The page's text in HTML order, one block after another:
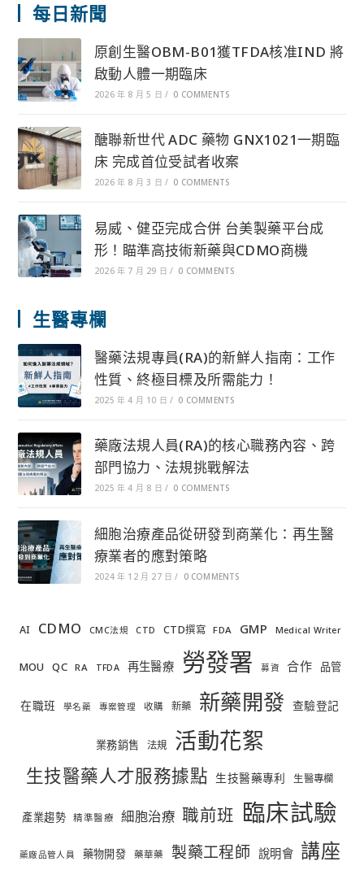
每日新聞
原創生醫OBM-B01獲TFDA核准IND 將
啟動人體一期臨床
2026 年 8 月 5 日 / 0 COMMENTS
醣聯新世代 ADC 藥物 GNX1021一期臨
床 完成首位受試者收案
2026 年 8 月 3 日 / 0 COMMENTS
易威、健亞完成合併 台美製藥平台成
形！瞄準高技術新藥與CDMO商機
2026 年 7 月 29 日 / 0 COMMENTS
生醫專欄
醫藥法規專員(RA)的新鮮人指南：工作
性質、終極目標及所需能力！
2025 年 4 月 10 日 / 0 COMMENTS
藥廠法規人員(RA)的核心職務內容、跨
部門協力、法規挑戰解法
2025 年 4 月 8 日 / 0 COMMENTS
細胞治療產品從研發到商業化：再生醫
療業者的應對策略
2024 年 12 月 27 日 / 0 COMMENTS
AI CDMO CMC法規 CTD CTD撰寫 FDA GMP Medical Writer
MOU QC RA TFDA 再生醫療 勞發署 募資 合作 品管
在職班 學名藥 專案管理 收購 新藥 新藥開發 查驗登記
業務銷售 法規 活動花絮
生技醫藥人才服務據點 生技醫藥專利 生醫專欄
產業趨勢 精準醫療 細胞治療 職前班 臨床試驗
藥廠品管人員 藥物開發 藥華藥 製藥工程師 說明會 講座